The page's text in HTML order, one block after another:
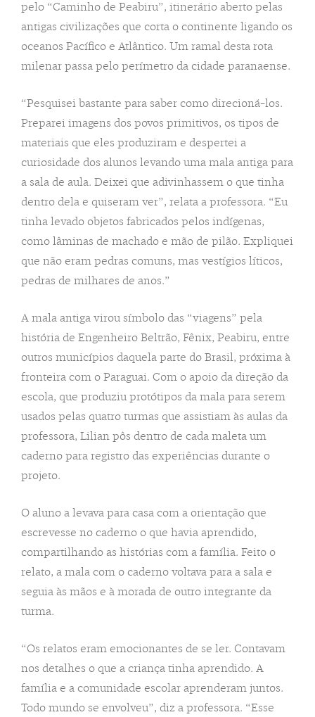
pelo “Caminho de Peabiru”, itinerário aberto pelas
antigas civilizações que corta o continente ligando os
oceanos Pacífico e Atlântico. Um ramal desta rota
milenar passa pelo perímetro da cidade paranaense.
“Pesquisei bastante para saber como direcioná-los.
Preparei imagens dos povos primitivos, os tipos de
materiais que eles produziram e despertei a
curiosidade dos alunos levando uma mala antiga para
a sala de aula. Deixei que adivinhassem o que tinha
dentro dela e quiseram ver”, relata a professora. “Eu
tinha levado objetos fabricados pelos indígenas,
como lâminas de machado e mão de pilão. Expliquei
que não eram pedras comuns, mas vestígios líticos,
pedras de milhares de anos.”
A mala antiga virou símbolo das “viagens” pela
história de Engenheiro Beltrão, Fênix, Peabiru, entre
outros municípios daquela parte do Brasil, próxima à
fronteira com o Paraguai. Com o apoio da direção da
escola, que produziu protótipos da mala para serem
usados pelas quatro turmas que assistiam às aulas da
professora, Lilian pôs dentro de cada maleta um
caderno para registro das experiências durante o
projeto.
O aluno a levava para casa com a orientação que
escrevesse no caderno o que havia aprendido,
compartilhando as histórias com a família. Feito o
relato, a mala com o caderno voltava para a sala e
seguia às mãos e à morada de outro integrante da
turma.
“Os relatos eram emocionantes de se ler. Contavam
nos detalhes o que a criança tinha aprendido. A
família e a comunidade escolar aprenderam juntos.
Todo mundo se envolveu”, diz a professora. “Esse